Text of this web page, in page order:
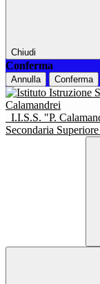
Chiudi
Conferma
Annulla Conferma
I.I.S.S. "P.
Secondaria